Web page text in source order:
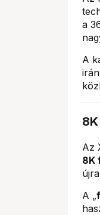
a
A
Az
8K
A „